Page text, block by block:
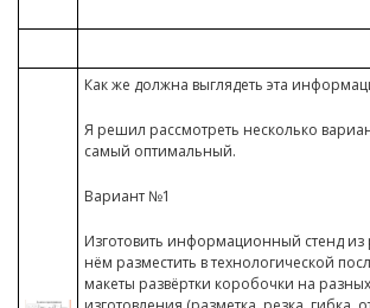
Как же должна выглядеть эта
Я решил рассмотреть несколько
самый оптимальный.
Вариант №1
Изготовить информационный стенд
нём разместить в технологической
макеты развёртки коробочки на